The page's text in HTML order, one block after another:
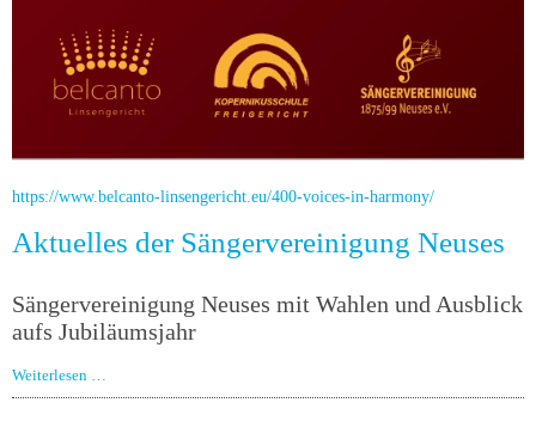
https://www.belcanto-linsengericht.eu/400-voices-in-harmony/
Aktuelles der Sängervereinigung Neuses
Sängervereinigung Neuses mit Wahlen und Ausblick
aufs Jubiläumsjahr
Weiterlesen …